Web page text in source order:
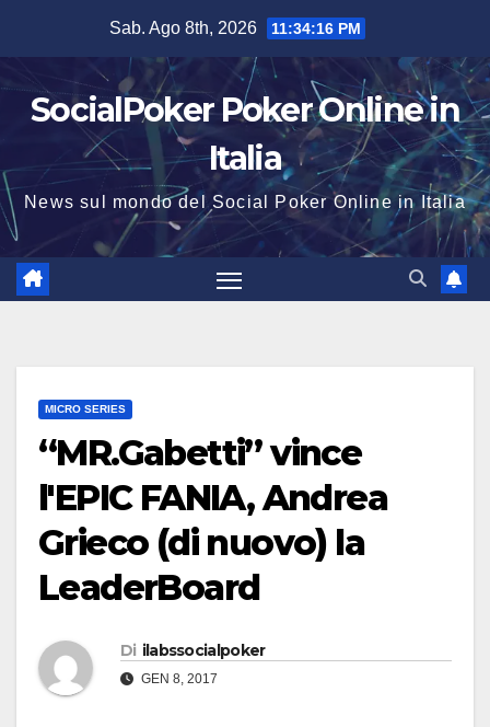
contenuto
Sab. Ago 8th, 2026 11:34:17 PM
SocialPoker Poker Online in
Italia
News sul mondo del Social Poker Online in Italia
MICRO SERIES
“MR.Gabetti” vince
l'EPIC FANIA, Andrea
Grieco (di nuovo) la
LeaderBoard
Di ilabssocialpoker
GEN 8, 2017